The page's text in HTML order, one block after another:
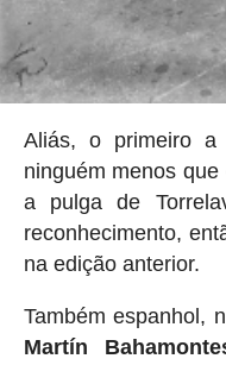
Aliás, o primeiro a
ninguém menos
a pulga de
reconhecimento,
na edição anterior.
Também espanhol,
Martín